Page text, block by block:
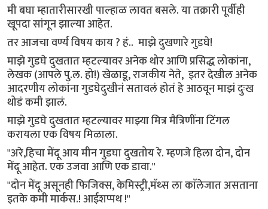
मी बघा म्हातारीसारखी पाल्हाळ लावत बसले. या तक्रारी पूर्वीही
खूपदा सांगून झाल्या आहेत.
तर आजचा वर्ण्य विषय काय ? हं.. माझे दुखणारे गुडघे!
माझे गुडघे दुखतात म्हटल्यावर अनेक थोर आणि प्रसिद्ध लोकांना,
लेखक (आपले पु.ल. हो!) खेळाडू, राजकीय नेते, इतर देखील अनेक
आदरणीय लोकांना गुडघेदुखीनं सतावलं होतं हे आठवून माझं दुःख
थोडं कमी झालं.
माझे गुडघे दुखतात म्हटल्यावर माझ्या मित्र मैत्रिणींना टिंगल
करायला एक विषय मिळाला.
"अरे,हिचा मेंदू आय मीन गुडघा दुखतोय रे. म्हणजे हिला दोन, दोन
मेंदू आहेत. एक उजवा आणि एक डावा."
"दोन मेंदू असूनही फिजिक्स, केमिस्ट्री,मॅथ्स ला काॅलेजात असताना
इतके कमी मार्कस.! आईशप्पथ !"